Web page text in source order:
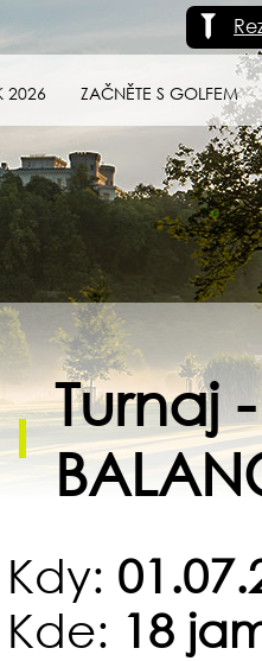
2026 ZAČNĚTE S GOLFEM
Turnaj
Kdy:
Kde: 18